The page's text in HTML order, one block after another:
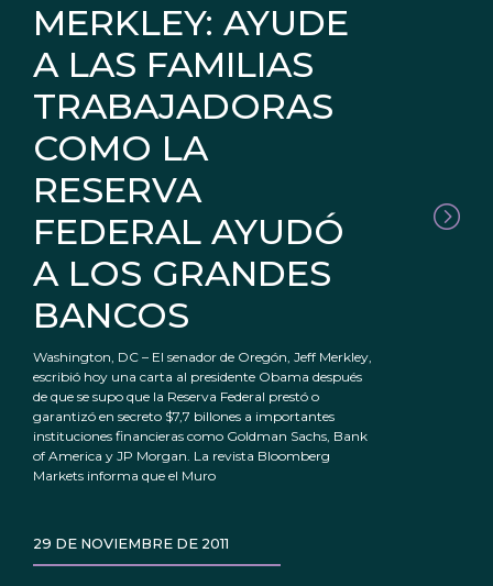
MERKLEY: AYUDE
A LAS FAMILIAS
TRABAJADORAS
COMO LA
RESERVA
FEDERAL AYUDÓ
A LOS GRANDES
BANCOS
Washington, DC – El senador de Oregón, Jeff Merkley,
escribió hoy una carta al presidente Obama después
de que se supo que la Reserva Federal prestó o
garantizó en secreto $7,7 billones a importantes
instituciones financieras como Goldman Sachs, Bank
of America y JP Morgan. La revista Bloomberg
Markets informa que el Muro
29 DE NOVIEMBRE DE 2011